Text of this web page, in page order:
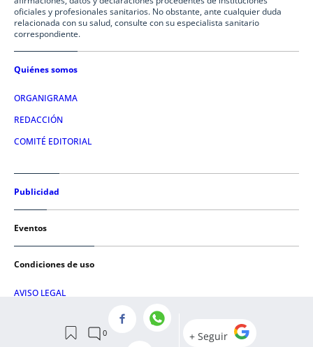
oficiales y profesionales sanitarios. No obstante, ante cualquier duda
relacionada con su salud, consulte con su especialista sanitario
correspondiente.
Quiénes somos
ORGANIGRAMA
REDACCIÓN
COMITÉ EDITORIAL
Publicidad
Eventos
Condiciones de uso
AVISO LEGAL
POLÍTICA DE COOKIES